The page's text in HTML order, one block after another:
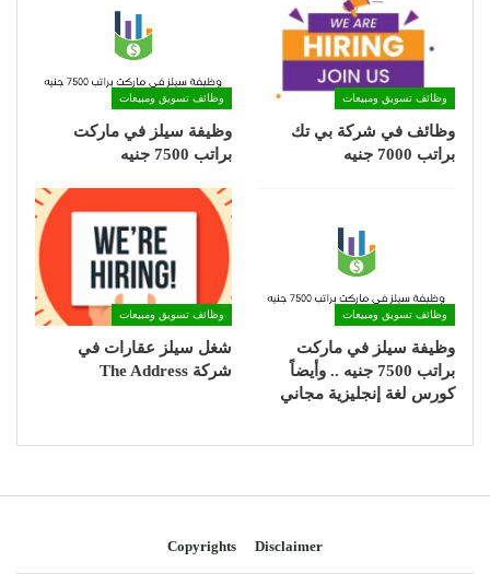
وظائف تسويق ومبيعات
وظائف في شركة بي تك
براتب 7000 جنيه
وظائف تسويق ومبيعات
وظيفة سيلز في ماركت
براتب 7500 جنيه
وظائف تسويق ومبيعات
وظيفة سيلز في ماركت
براتب 7500 جنيه .. وأيضاً
كورس لغة إنجليزية مجاني
وظائف تسويق ومبيعات
شغل سيلز عقارات في
شركة The Address
Disclaimer
Copyrights